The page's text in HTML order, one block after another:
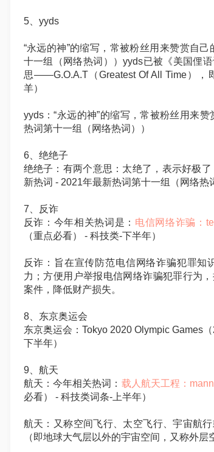
5、yyds
“永远的神”的缩写，常被粉丝用来赞赏自
十一组（网络热词））yyds已被《美国俚
思——G.O.A.T（Greatest Of All Time），
羊）
yyds：“永远的神”的缩写，常被粉丝用来
热词第十一组（网络热词））
6、绝绝子
绝绝子：有两个意思：太绝了，表示好极
新热词 - 2021年最新热词第十一组（网络热
7、反诈
反诈：今年相关热词是： 电信网络诈骗：
（重点必看） - 科技类-下半年）
反诈：旨在宣传防范电信网络诈骗犯罪知
力；方便用户举报电信网络诈骗犯罪行为
案件，降低财产损失。
8、东京奥运会
东京奥运会：Tokyo 2020 Olympic Games
下半年）
9、航天
航天：今年相关热词： 载人航天工程：
必看） - 科技类词条-上半年）
航天：又称空间飞行、太空飞行、宇宙航
（即地球大气层以外的宇宙空间，又称外